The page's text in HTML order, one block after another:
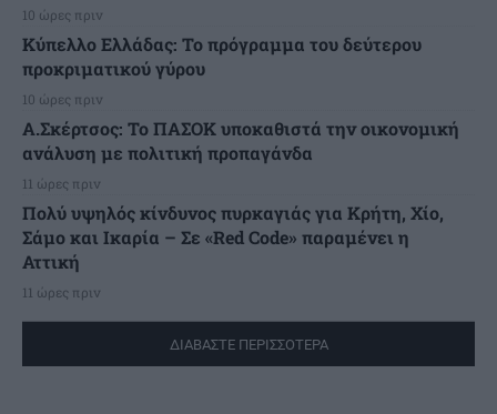
10 ώρες πριν
Κύπελλο Ελλάδας: Το πρόγραμμα του δεύτερου
προκριματικού γύρου
10 ώρες πριν
Α.Σκέρτσος: Το ΠΑΣΟΚ υποκαθιστά την οικονομική
ανάλυση με πολιτική προπαγάνδα
11 ώρες πριν
Πολύ υψηλός κίνδυνος πυρκαγιάς για Κρήτη, Χίο,
Σάμο και Ικαρία – Σε «Red Code» παραμένει η
Αττική
11 ώρες πριν
ΔΙΑΒΑΣΤΕ ΠΕΡΙΣΣΟΤΕΡΑ